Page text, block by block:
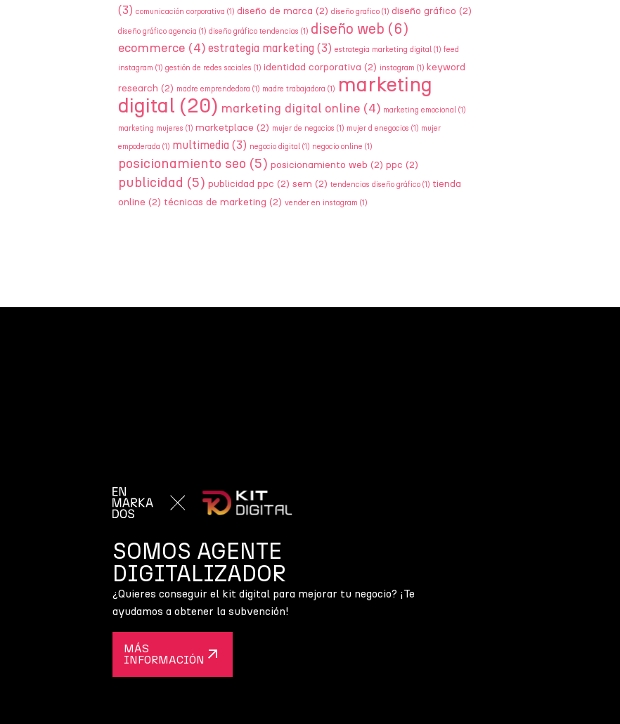
(3) comunicación corporativa (1) diseño de marca (2) diseño grafico (1) diseño gráfico (2)
diseño gráfico agencia (1) diseño gráfico tendencias (1) diseño web (6)
ecommerce (4) estrategia marketing (3) estrategia marketing digital (1) feed
instagram (1) gestión de redes sociales (1) identidad corporativa (2) instagram (1) keyword
research (2) madre emprendedora (1) madre trabajadora (1)
marketing
digital (20) marketing digital online (4) marketing emocional (1)
marketing mujeres (1) marketplace (2) mujer de negocios (1) mujer d enegocios (1) mujer
empoderada (1) multimedia (3) negocio digital (1) negocio online (1)
posicionamiento seo (5) posicionamiento web (2) ppc (2)
publicidad (5) publicidad ppc (2) sem (2) tendencias diseño gráfico (1) tienda
online (2) técnicas de marketing (2) vender en instagram (1)
SOMOS AGENTE
DIGITALIZADOR
¿Quieres conseguir el kit digital para mejorar tu negocio? ¡Te
ayudamos a obtener la subvención!
MÁS
INFORMACIÓN